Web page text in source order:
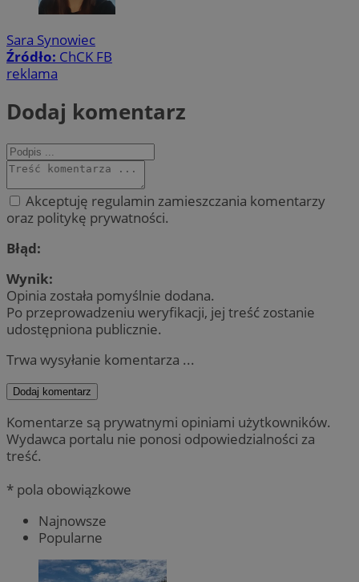
Sara Synowiec
Źródło: ChCK FB
reklama
Dodaj komentarz
Akceptuję regulamin zamieszczania komentarzy
oraz politykę prywatności.
Błąd:
Wynik:
Opinia została pomyślnie dodana.
Po przeprowadzeniu weryfikacji, jej treść zostanie
udostępniona publicznie.
Trwa wysyłanie komentarza ...
Dodaj komentarz
Komentarze są prywatnymi opiniami użytkowników.
Wydawca portalu nie ponosi odpowiedzialności za
treść.
* pola obowiązkowe
Najnowsze
Popularne